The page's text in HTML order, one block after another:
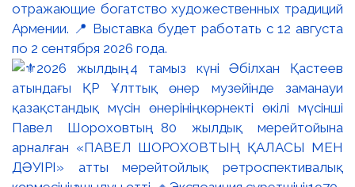
отражающие богатство художественных традиций
Армении. 📍 Выставка будет работать с 12 августа
по 2 сентября 2026 года.